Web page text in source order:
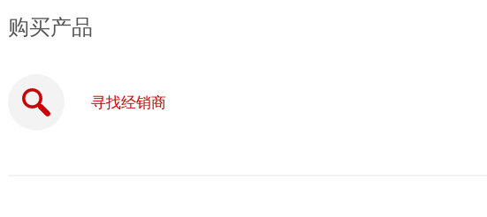
分公司
全球经销商
购买产品
寻找经销商